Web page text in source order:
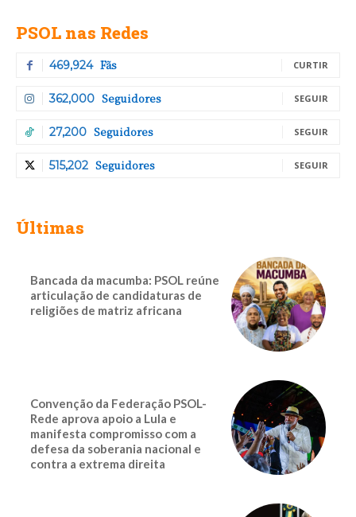
PSOL nas Redes
469,924 Fãs CURTIR
362,000 Seguidores SEGUIR
27,200 Seguidores SEGUIR
515,202 Seguidores SEGUIR
Últimas
Bancada da macumba: PSOL reúne
articulação de candidaturas de
religiões de matriz africana
Convenção da Federação PSOL-
Rede aprova apoio a Lula e
manifesta compromisso com a
defesa da soberania nacional e
contra a extrema direita